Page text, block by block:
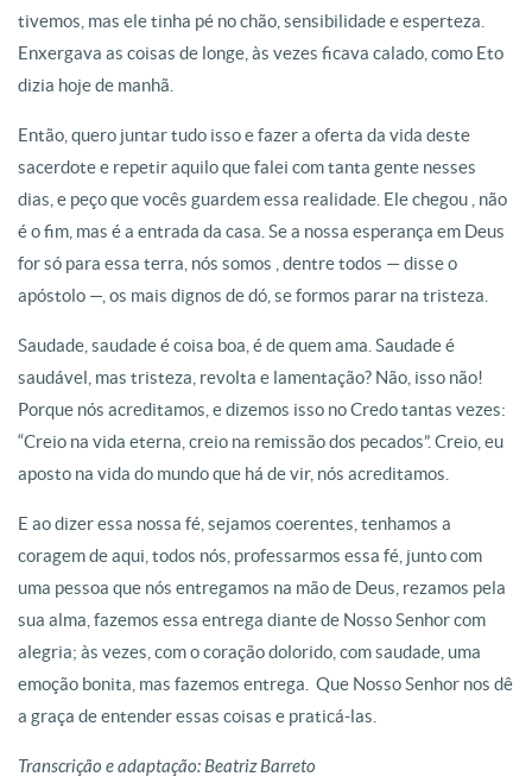
tivemos, mas ele tinha pé no chão, sensibilidade e esperteza.
Enxergava as coisas de longe, às vezes ficava calado, como Eto
dizia hoje de manhã.
Então, quero juntar tudo isso e fazer a oferta da vida deste
sacerdote e repetir aquilo que falei com tanta gente nesses
dias, e peço que vocês guardem essa realidade. Ele chegou , não
é o fim, mas é a entrada da casa. Se a nossa esperança em Deus
for só para essa terra, nós somos , dentre todos — disse o
apóstolo —, os mais dignos de dó, se formos parar na tristeza.
Saudade, saudade é coisa boa, é de quem ama. Saudade é
saudável, mas tristeza, revolta e lamentação? Não, isso não!
Porque nós acreditamos, e dizemos isso no Credo tantas vezes:
“Creio na vida eterna, creio na remissão dos pecados”. Creio, eu
aposto na vida do mundo que há de vir, nós acreditamos.
E ao dizer essa nossa fé, sejamos coerentes, tenhamos a
coragem de aqui, todos nós, professarmos essa fé, junto com
uma pessoa que nós entregamos na mão de Deus, rezamos pela
sua alma, fazemos essa entrega diante de Nosso Senhor com
alegria; às vezes, com o coração dolorido, com saudade, uma
emoção bonita, mas fazemos entrega. Que Nosso Senhor nos dê
a graça de entender essas coisas e praticá-las.
Transcrição e adaptação: Beatriz Barreto